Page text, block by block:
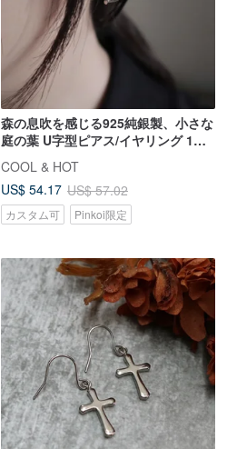
森の息吹を感じる925純銀製、小さな
庭の葉 U字型ピアス/イヤリング 1ペ
COOL & HOT
US$ 54.17 US$ 57.02
カスタム可 Pinkoi限定